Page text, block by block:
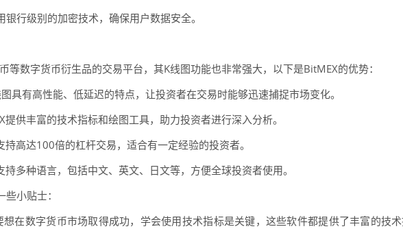
行级别的加密技术，确保用户数据安全。
等数字货币衍生品的交易平台，其K线图功能也非常强大，以下是BitMEX的优势：
具有高性能、低延迟的特点，让投资者在交易时能够迅速捕捉市场变化。
供丰富的技术指标和绘图工具，助力投资者进行深入分析。
高达100倍的杠杆交易，适合有一定经验的投资者。
多种语言，包括中文、英文、日文等，方便全球投资者使用。
小贴士：
在数字货币市场取得成功，学会使用技术指标是关键，这些软件都提供了丰富的技